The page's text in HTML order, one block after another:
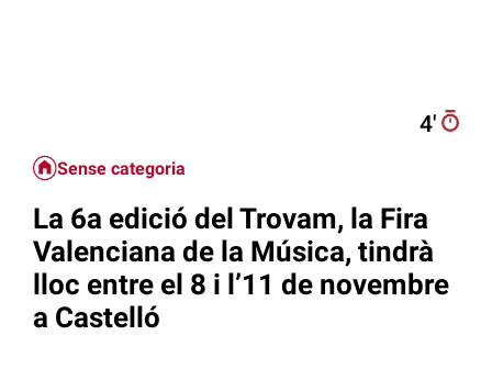
4′
Sense categoria
La 6a edició del Trovam, la Fira
Valenciana de la Música, tindrà
lloc entre el 8 i l’11 de novembre
a Castelló